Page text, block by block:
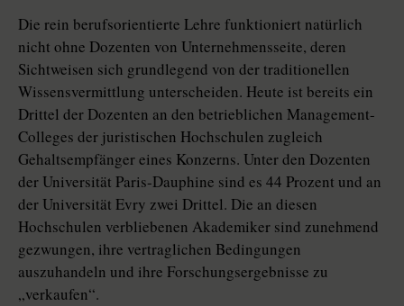
Die rein berufsorientierte Lehre funktioniert natürlich
nicht ohne Dozenten von Unternehmensseite, deren
Sichtweisen sich grundlegend von der traditionellen
Wissensvermittlung unterscheiden. Heute ist bereits ein
Drittel der Dozenten an den betrieblichen Management-
Colleges der juristischen Hochschulen zugleich
Gehaltsempfänger eines Konzerns. Unter den Dozenten
der Universität Paris-Dauphine sind es 44 Prozent und an
der Universität Evry zwei Drittel. Die an diesen
Hochschulen verbliebenen Akademiker sind zunehmend
gezwungen, ihre vertraglichen Bedingungen
auszuhandeln und ihre Forschungsergebnisse zu
„verkaufen“.